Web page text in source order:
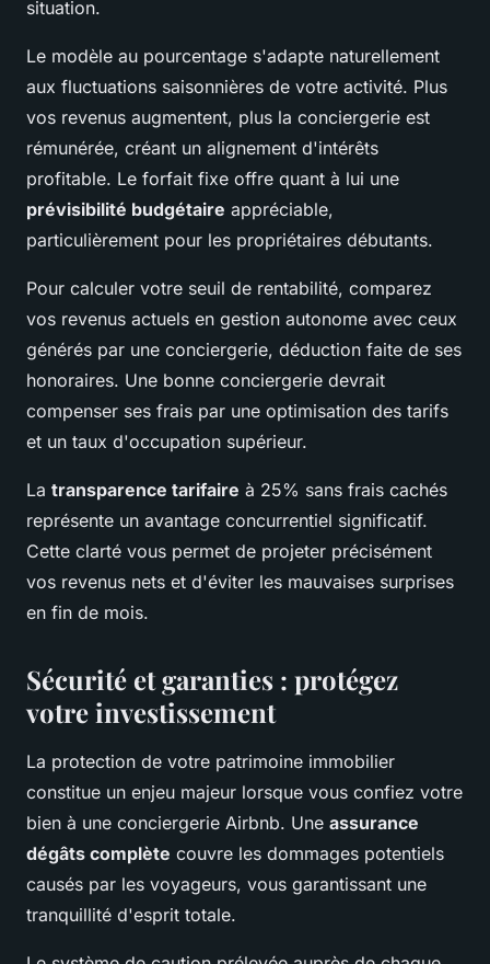
situation.
Le modèle au pourcentage s'adapte naturellement
aux fluctuations saisonnières de votre activité. Plus
vos revenus augmentent, plus la conciergerie est
rémunérée, créant un alignement d'intérêts
profitable. Le forfait fixe offre quant à lui une
prévisibilité budgétaire appréciable,
particulièrement pour les propriétaires débutants.
Pour calculer votre seuil de rentabilité, comparez
vos revenus actuels en gestion autonome avec ceux
générés par une conciergerie, déduction faite de ses
honoraires. Une bonne conciergerie devrait
compenser ses frais par une optimisation des tarifs
et un taux d'occupation supérieur.
La transparence tarifaire à 25% sans frais cachés
représente un avantage concurrentiel significatif.
Cette clarté vous permet de projeter précisément
vos revenus nets et d'éviter les mauvaises surprises
en fin de mois.
Sécurité et garanties : protégez
votre investissement
La protection de votre patrimoine immobilier
constitue un enjeu majeur lorsque vous confiez votre
bien à une conciergerie Airbnb. Une assurance
dégâts complète couvre les dommages potentiels
causés par les voyageurs, vous garantissant une
tranquillité d'esprit totale.